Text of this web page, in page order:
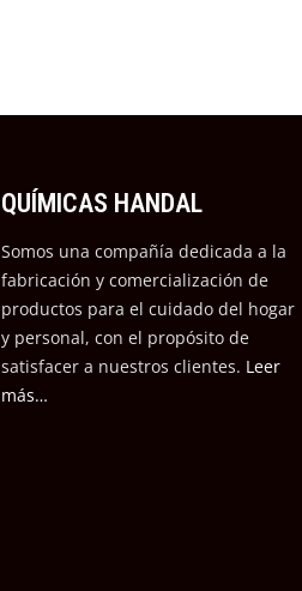
QUÍMICAS HANDAL
Somos una compañía dedicada a la
fabricación y comercialización de
productos para el cuidado del hogar
y personal, con el propósito de
satisfacer a nuestros clientes. Leer
más…